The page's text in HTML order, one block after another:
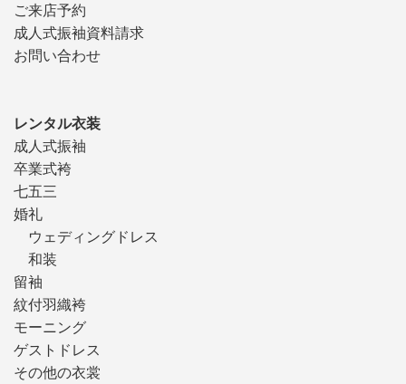
ご来店予約
成人式振袖資料請求
お問い合わせ
レンタル衣装
成人式振袖
卒業式袴
七五三
婚礼
ウェディングドレス
和装
留袖
紋付羽織袴
モーニング
ゲストドレス
その他の衣裳